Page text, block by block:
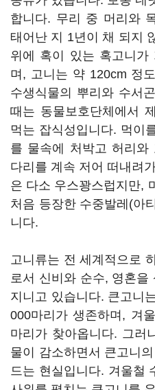
합니다. 무리 중 머리와
태어난 지 1년이 채 되지
위에 혹이 있는 혹고니
며, 고니는 약 120cm 정
수생식물의 뿌리와 수서
때는 동물보호단체에서
먹는 잡식성입니다. 먹이
를 물속에 처박고 허리와
다리를 계속 저어 떠내려
은 다소 우스꽝스럽지만,
처음 등장한 수중발레(아
니다.
고니류는 전 세계적으로
로서 신비와 순수, 영혼을
지니고 있습니다. 큰고니
000마리가 생존하며, 겨
마리가 찾아옵니다. 그러
물이 감소하면서 큰고니
드는 현실입니다. 겨울철